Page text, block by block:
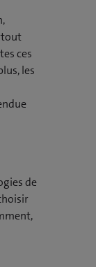
ces
les
de